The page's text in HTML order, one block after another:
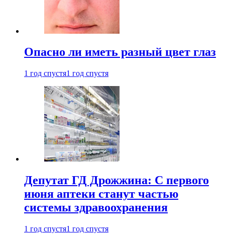
Опасно ли иметь разный цвет глаз
1 год спустя1 год спустя
Депутат ГД Дрожжина: С первого
июня аптеки станут частью
системы здравоохранения
1 год спустя1 год спустя